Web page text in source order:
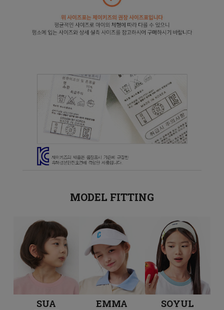
MODEL FITTING
SUA EMMA SOYUL